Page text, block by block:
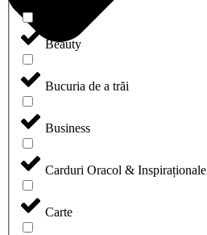
Beauty
Bucuria de a trăi
Business
Carduri Oracol & Inspiraționale
Carte